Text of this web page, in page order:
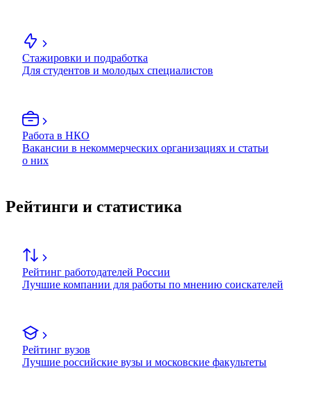
Стажировки и подработка
Для студентов и молодых специалистов
Работа в НКО
Вакансии в некоммерческих организациях и статьи
о них
Рейтинги и статистика
Рейтинг работодателей России
Лучшие компании для работы по мнению соискателей
Рейтинг вузов
Лучшие российские вузы и московские факультеты